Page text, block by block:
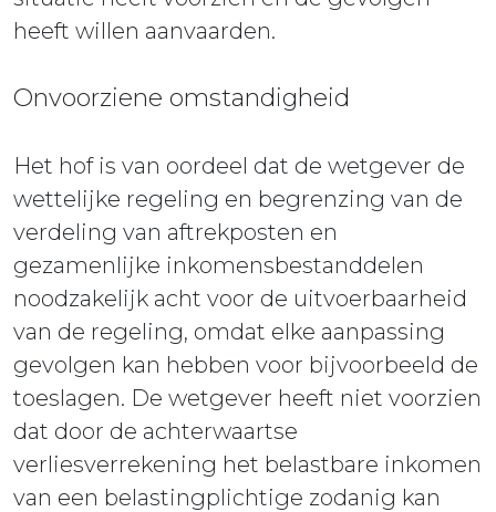
heeft willen aanvaarden.
Onvoorziene omstandigheid
Het hof is van oordeel dat de wetgever de
wettelijke regeling en begrenzing van de
verdeling van aftrekposten en
gezamenlijke inkomensbestanddelen
noodzakelijk acht voor de uitvoerbaarheid
van de regeling, omdat elke aanpassing
gevolgen kan hebben voor bijvoorbeeld de
toeslagen. De wetgever heeft niet voorzien
dat door de achterwaartse
verliesverrekening het belastbare inkomen
van een belastingplichtige zodanig kan